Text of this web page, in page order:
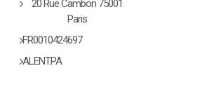
20 Rue Cambon 75001
Paris
FR0010424697
ALENT.PA